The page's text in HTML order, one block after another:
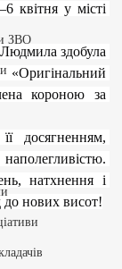
ЗВО
квітня у місті
здобула
короною за
натхнення і
до нових висот!